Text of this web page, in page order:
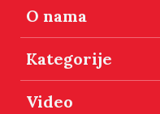
O nama
Kategorije
Video